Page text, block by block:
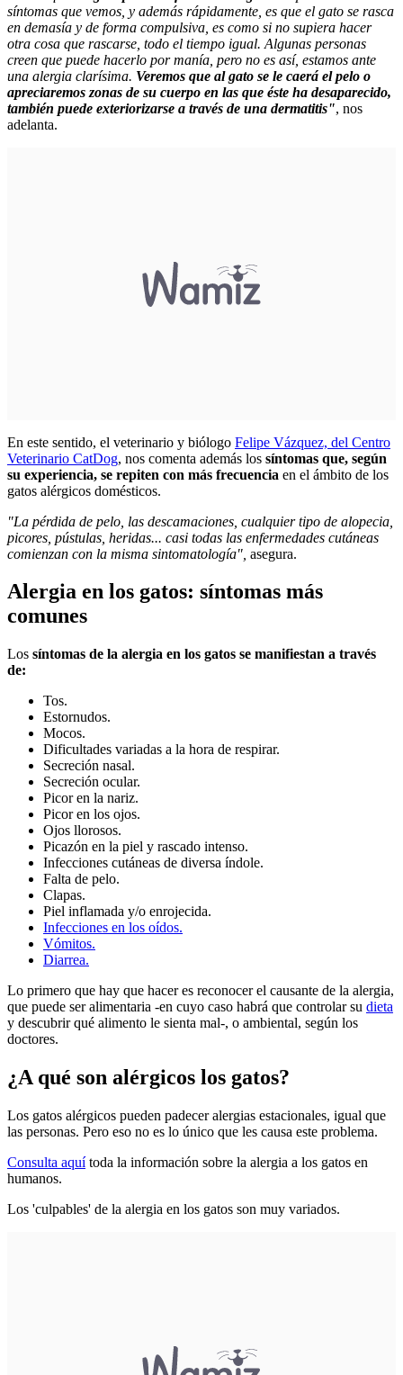
síntomas que vemos, y además rápidamente, es que el gato se rasca
en demasía y de forma compulsiva, es como si no supiera hacer
otra cosa que rascarse, todo el tiempo igual. Algunas personas
creen que puede hacerlo por manía, pero no es así, estamos ante
una alergia clarísima. Veremos que al gato se le caerá el pelo o
apreciaremos zonas de su cuerpo en las que éste ha desaparecido,
también puede exteriorizarse a través de una dermatitis", nos
adelanta.
En este sentido, el veterinario y biólogo Felipe Vázquez, del Centro
Veterinario CatDog, nos comenta además los síntomas que, según
su experiencia, se repiten con más frecuencia en el ámbito de los
gatos alérgicos domésticos.
"La pérdida de pelo, las descamaciones, cualquier tipo de alopecia,
picores, pústulas, heridas... casi todas las enfermedades cutáneas
comienzan con la misma sintomatología", asegura.
Alergia en los gatos: síntomas más
comunes
Los síntomas de la alergia en los gatos se manifiestan a través
de:
Tos.
Estornudos.
Mocos.
Dificultades variadas a la hora de respirar.
Secreción nasal.
Secreción ocular.
Picor en la nariz.
Picor en los ojos.
Ojos llorosos.
Picazón en la piel y rascado intenso.
Infecciones cutáneas de diversa índole.
Falta de pelo.
Clapas.
Piel inflamada y/o enrojecida.
Infecciones en los oídos.
Vómitos.
Diarrea.
Lo primero que hay que hacer es reconocer el causante de la alergia,
que puede ser alimentaria -en cuyo caso habrá que controlar su dieta
y descubrir qué alimento le sienta mal-, o ambiental, según los
doctores.
¿A qué son alérgicos los gatos?
Los gatos alérgicos pueden padecer alergias estacionales, igual que
las personas. Pero eso no es lo único que les causa este problema.
Consulta aquítoda la información sobre la alergia a los gatos en
humanos.
Los 'culpables' de la alergia en los gatos son muy variados.